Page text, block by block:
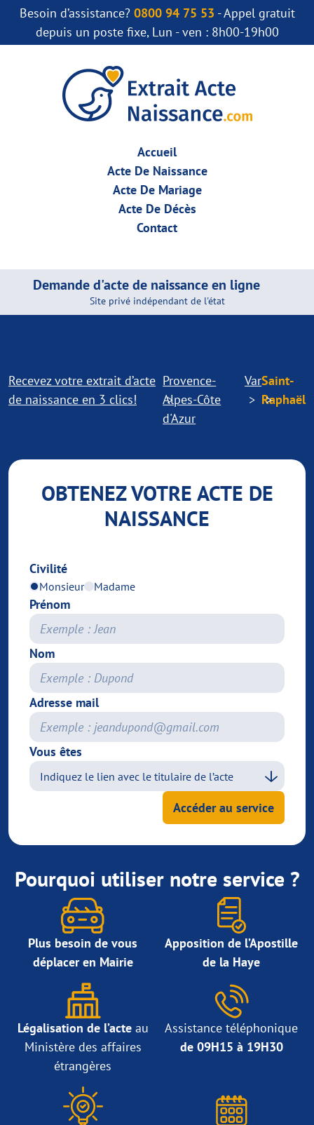
Besoin d’assistance? 0800 94 75 53 - Appel gratuit
depuis un poste fixe, Lun - ven : 8h00-19h00
Accueil
Acte De Naissance
Acte De Mariage
Acte De Décès
Contact
Demande d'acte de naissance en ligne
Site privé indépendant de l'état
Recevez votre extrait d’acte
de naissance en 3 clics!
Provence-
Alpes-Côte
d'Azur
VarSaint-
Raphaël
OBTENEZ VOTRE ACTE DE
NAISSANCE
Civilité
Monsieur Madame
Prénom
Nom
Adresse mail
Vous êtes
Accéder au service
Pourquoi utiliser notre service ?
Plus besoin de vous
déplacer en Mairie
Apposition de l’Apostille
de la Haye
Légalisation de l’acteau
Ministère des affaires
étrangères
Assistance téléphonique
de 09H15 à 19H30